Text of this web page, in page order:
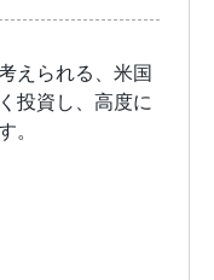
えられる、米国
投資し、高度に
。